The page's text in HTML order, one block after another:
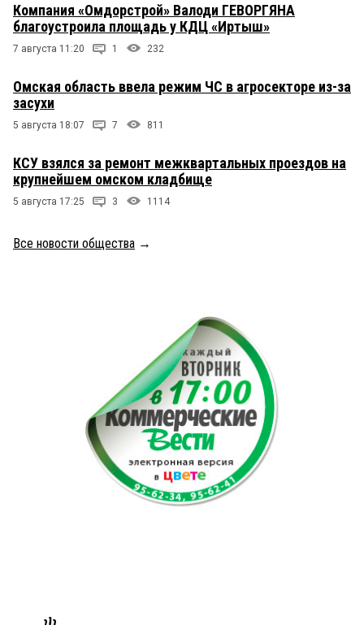
Компания «Омдорстрой» Валоди ГЕВОРГЯНА
благоустроила площадь у КДЦ «Иртыш»
7 августа 11:20 1 232
Омская область ввела режим ЧС в агросекторе из-за
засухи
5 августа 18:07 7 811
КСУ взялся за ремонт межквартальных проездов на
крупнейшем омском кладбище
5 августа 17:25 3 1114
Все новости общества →